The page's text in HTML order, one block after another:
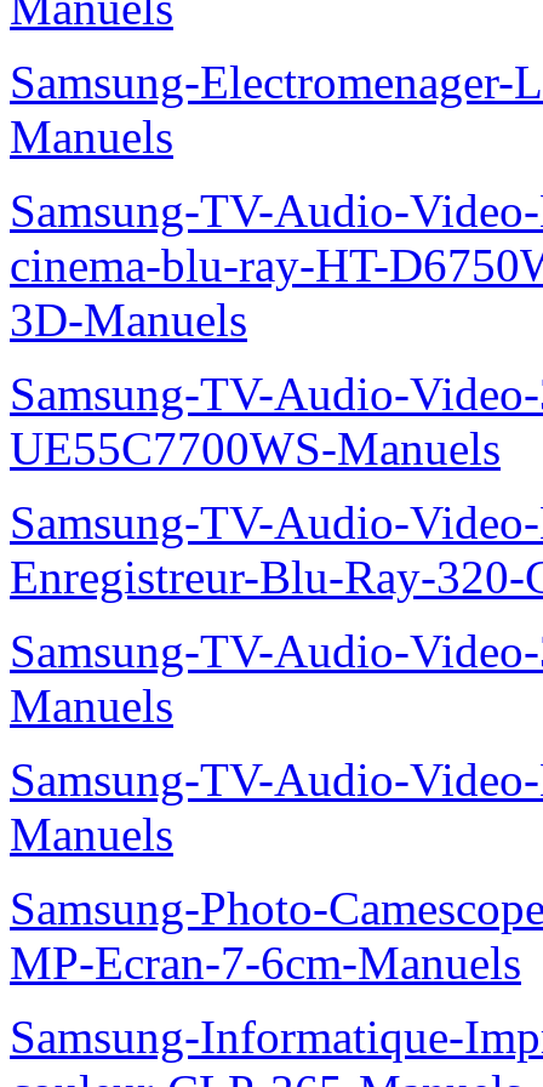
Samsung-
Manuels
Samsung-TV-Audio-
cinema-blu-ray-HT-
3D-Manuels
Samsung-TV-Audio-
UE55C7700WS-Manuels
Samsung-TV-Audio-
Enregistreur-Blu-Ray-
Samsung-TV-Audio-
Manuels
Samsung-TV-Audio-
Manuels
Samsung-Photo-
MP-Ecran-7-6cm-Manuels
Samsung-Informatique-